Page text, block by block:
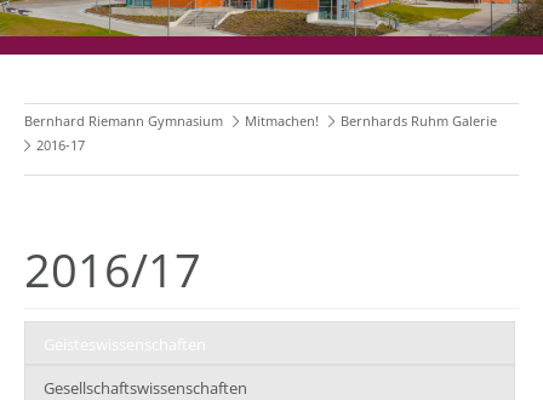
Bernhard Riemann Gymnasium Mitmachen!
Bernhards Ruhm Galerie
2016-17
2016/17
Gesellschaftswissenschaften